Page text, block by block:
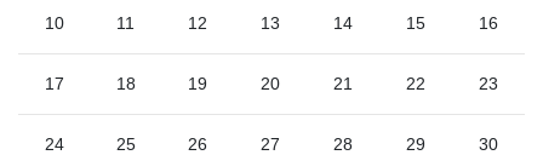
10 11 12 13 14 15 16
17 18 19 20 21 22 23
24 25 26 27 28 29 30